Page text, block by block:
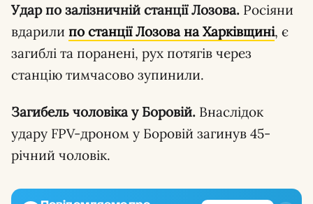
Удар по залізничній станції Лозова. Росіяни
вдарили по станції Лозова на Харківщині, є
загиблі та поранені, рух потягів через
станцію тимчасово зупинили.
Загибель чоловіка у Боровій. Внаслідок
удару FPV-дроном у Боровій загинув 45-
річний чоловік.